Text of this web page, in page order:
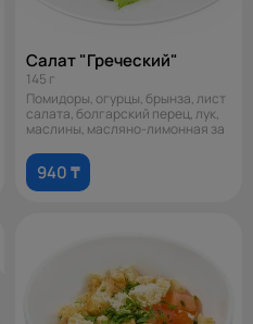
Салат "Греческий"
145 г
Помидоры, огурцы, брынза, лист
салата, болгарский перец, лук,
маслины, масляно-лимонная за
940 ₸